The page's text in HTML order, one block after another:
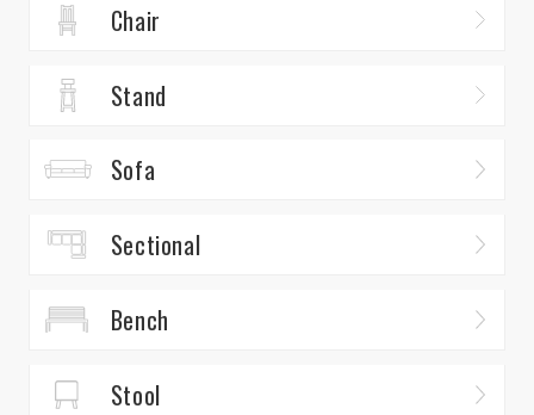
Chair
Stand
Sofa
Sectional
Bench
Stool